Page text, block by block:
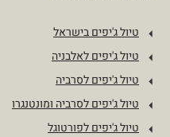
טיול ג'יפים בישראל
טיול ג'יפים לאלבניה
טיול ג'יפים לסרביה
טיול ג'יפים לסרביה ומונטנגרו
טיול ג'יפים לפורטוגל